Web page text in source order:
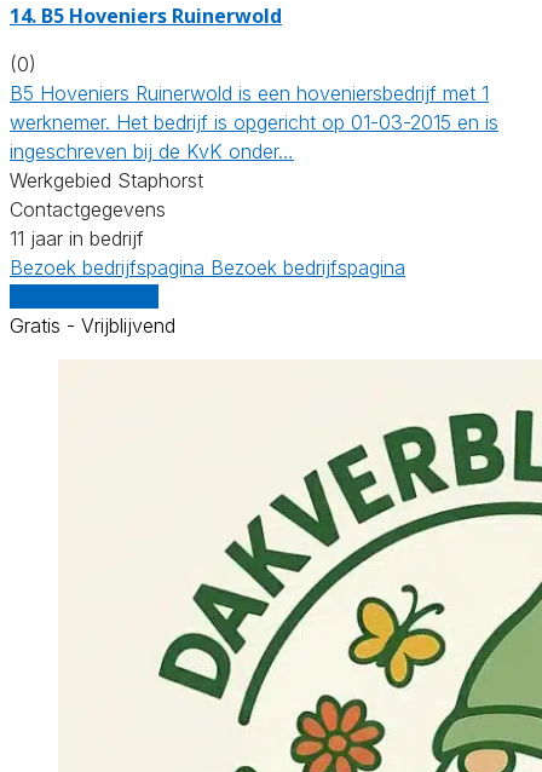
14. B5 Hoveniers Ruinerwold
(0)
B5 Hoveniers Ruinerwold is een hoveniersbedrijf met 1
werknemer. Het bedrijf is opgericht op 01-03-2015 en is
ingeschreven bij de KvK onder…
Werkgebied Staphorst
Contactgegevens
11 jaar in bedrijf
Bezoek bedrijfspagina Bezoek bedrijfspagina
Gratis - Vrijblijvend